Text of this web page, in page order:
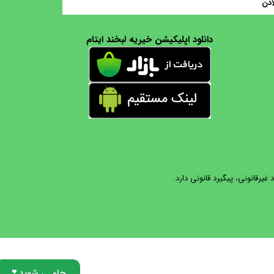
دانلود اپلیکیشن خیریه لبخند ایتام
پیگیرد قانونی دارد.